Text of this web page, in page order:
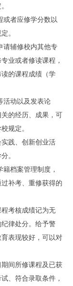
者应修学分数以
。
辅修校内其他专
业或者修读课程，
的课程成绩（学
动以及发表论
的经历、成果，可
规定。
践、创新创业活
。
档案管理制度，
补考、重修获得的
考核成绩记为无
律处分。给予警
表现较好，可以对
间所修课程及已获
、符合录取条件，